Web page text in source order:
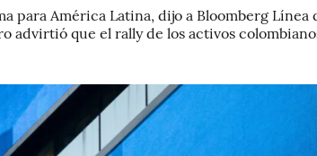
para América Latina, dijo a Bloomberg Línea
advirtió que el rally de los activos